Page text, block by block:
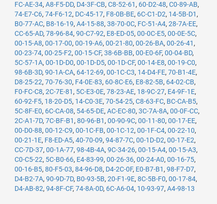
FC-AE-34, A8-F5-DD, D4-3F-CB, C8-52-61 , 60-D2-48, C0-89-AB,
74-E7-C6, 74-F6-12, DC-45-17, F8-0B-BE, 6C-C1-D2, 14-5B-D1 ,
B0-77-AC, B8-16-19, A4-15-88, 38-70-0C, FC-51-A4, 28-7A-EE,
CC-65-AD, 78-96-84, 90-C7-92, E8-ED-05, 00-0C-E5, 00-0E-5C,
00-15-A8, 00-17-00, 00-19-A6, 00-21-80, 00-26-BA, 00-26-41 ,
00-23-74, 00-25-F2, 00-15-CF, 38-6B-BB, 00-E0-6F, 00-04-BD,
5C-57-1A, 00-1D-D0, 00-1D-D5, 00-1D-CF, 00-14-E8, 00-19-C0,
98-6B-3D, 90-1A-CA, 64-12-69, 00-1C-C3, 14-D4-FE, 70-B1-4E,
D8-25-22, 70-76-30, F4-0E-83, 60-8C-E6, E8-82-5B, 64-02-CB,
F0-FC-C8, 2C-7E-81 , 5C-E3-0E, 78-23-AE, 18-9C-27, E4-9F-1E,
60-92-F5, 18-20-D5, 14-C0-3E, 70-54-25, C8-63-FC, BC-CA-B5,
5C-8F-E0, 6C-CA-08, 54-65-DE, AC-EC-80, 3C-7A-8A, 00-0F-CC,
2C-A1-7D, 7C-BF-B1 , 80-96-B1 , 00-90-9C, 00-11-80, 00-17-EE,
00-D0-88, 00-12-C9, 00-1C-FB, 00-1C-12, 00-1F-C4, 00-22-10,
00-21-1E, F8-ED-A5, 40-70-09, 94-87-7C, 00-1D-D2, 00-17-E2,
CC-7D-37, 00-1A-77, 98-4B-4A, 9C-34-26, 00-15-A4, 00-15-A3,
C0-C5-22, 5C-B0-66, E4-83-99, 00-26-36, 00-24-A0, 00-16-75,
00-16-B5, 80-F5-03, 84-96-D8, D4-2C-0F, E0-B7-B1 , 98-F7-D7,
D4-B2-7A, 90-9D-7D, B0-93-5B, 20-F1-9E, 8C-5B-F0, 00-17-84,
D4-AB-82, 94-8F-CF, 74-8A-0D, 6C-A6-04, 10-93-97, A4-98-13